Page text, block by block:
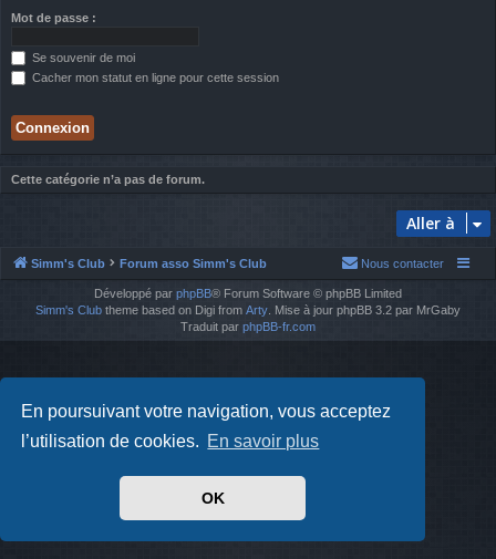
En poursuivant votre navigation, vous acceptez
l’utilisation de cookies. En savoir plus
OK
Mot de passe :
Se souvenir de moi
Cacher mon statut en ligne pour cette session
Cette catégorie n’a pas de forum.
Aller à
Simm's Club Forum asso Simm's Club Nous contacter
Développé par phpBB® Forum Software © phpBB Limited
Simm's Club theme based on Digi from Arty . Mise à jour phpBB 3.2 par MrGaby
Traduit par phpBB-fr.com